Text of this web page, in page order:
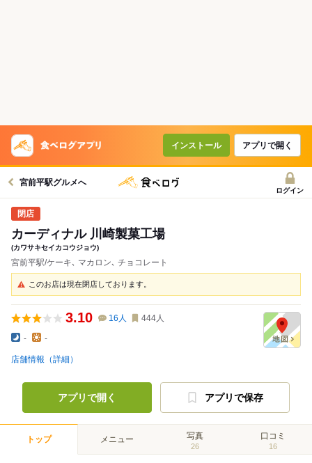
インストール アプリで開く
宮前平駅グルメへ
ログイン
カーディナル 川崎製菓工場
(カワサキセイカコウジョウ)
宮前平駅/ケーキ､ マカロン､ チョコレート
このお店は現在閉店しております。
3.10 16 人 444人
- -
店舗情報（詳細）
アプリで開く アプリで保存
トップ メニュー 写真
26
口コミ
16